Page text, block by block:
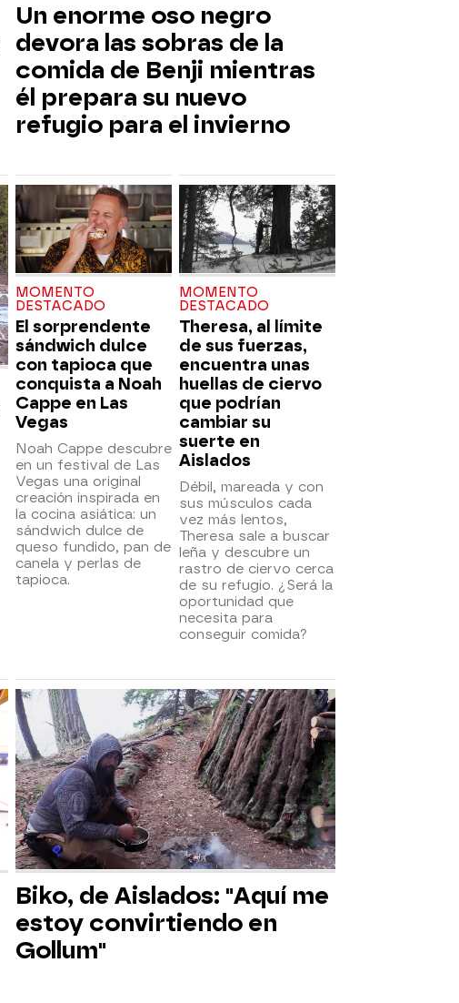
Un enorme oso negro
devora las sobras de la
comida de Benji mientras
él prepara su nuevo
refugio para el invierno
MOMENTO
DESTACADO
El sorprendente
sándwich dulce
con tapioca que
conquista a Noah
Cappe en Las
Vegas
Noah Cappe descubre
en un festival de Las
Vegas una original
creación inspirada en
la cocina asiática: un
sándwich dulce de
queso fundido, pan de
canela y perlas de
tapioca.
MOMENTO
DESTACADO
Theresa, al límite
de sus fuerzas,
encuentra unas
huellas de ciervo
que podrían
cambiar su
suerte en
Aislados
Débil, mareada y con
sus músculos cada
vez más lentos,
Theresa sale a buscar
leña y descubre un
rastro de ciervo cerca
de su refugio. ¿Será la
oportunidad que
necesita para
conseguir comida?
Biko, de Aislados: "Aquí me
estoy convirtiendo en
Gollum"